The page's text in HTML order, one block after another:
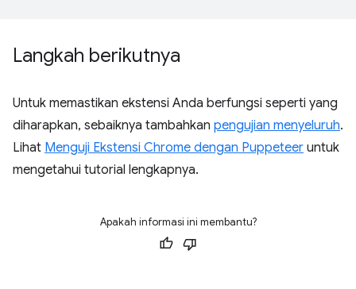
Langkah berikutnya
Untuk memastikan ekstensi Anda berfungsi seperti yang
diharapkan, sebaiknya tambahkan pengujian menyeluruh.
Lihat Menguji Ekstensi Chrome dengan Puppeteer untuk
mengetahui tutorial lengkapnya.
Apakah informasi ini membantu?